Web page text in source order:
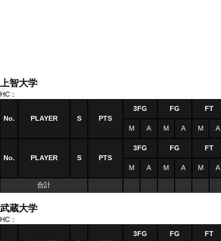
上智大学
HC：
No. PLAYER S PTS
3FG FG FT
M A M A M A
No. PLAYER S PTS
3FG FG FT
M A M A M A
合計
武蔵大学
HC：
3FG FG FT